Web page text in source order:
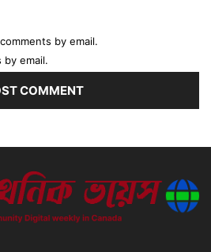
by email.
email.